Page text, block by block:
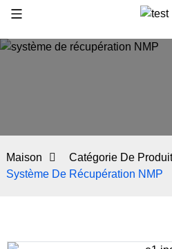
Maison
Catégorie De
Système De Récupération NMP